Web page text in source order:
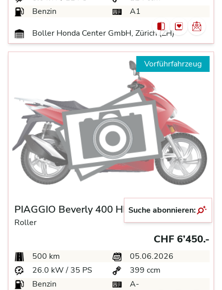
Benzin
A1
Boller Honda Center GmbH, Zürich (ZH)
Vorführfahrzeug
PIAGGIO Beverly 400 HPE Sport
Roller
CHF 6’450.-
500 km
05.06.2026
26.0 kW / 35 PS
399 ccm
Benzin
A-
Suche abonnieren: